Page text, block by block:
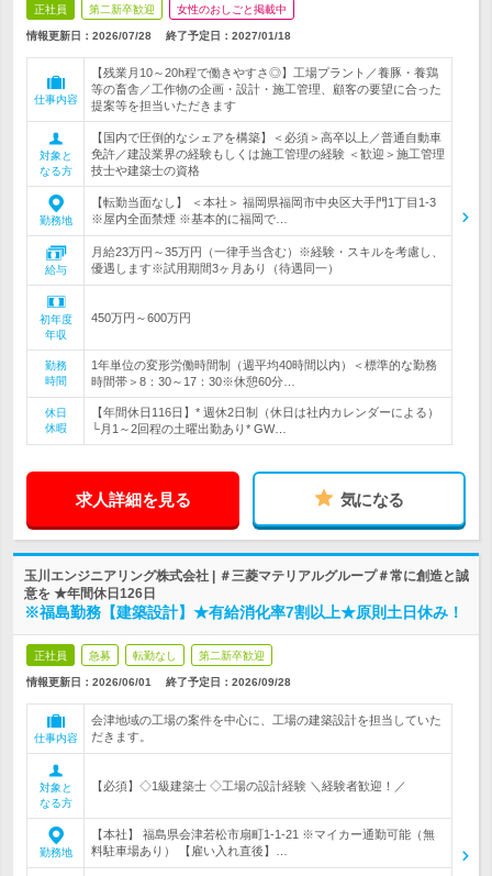
正社員 第二新卒歓迎 女性のおしごと掲載中
情報更新日：2026/07/28 終了予定日： 2027/01/18
仕事内容
【残業月10～20h程で働きやすさ◎】工場プラント／養豚・養鶏
等の畜舎／工作物の企画・設計・施工管理、顧客の要望に合った
提案等を担当いただきます
対象と
なる方
【国内で圧倒的なシェアを構築】＜必須＞高卒以上／普通自動車
免許／建設業界の経験もしくは施工管理の経験 ＜歓迎＞施工管理
技士や建築士の資格
勤務地
【転勤当面なし】 ＜本社＞ 福岡県福岡市中央区大手門1丁目1-3
※屋内全面禁煙 ※基本的に福岡で…
給与
月給23万円～35万円（一律手当含む）※経験・スキルを考慮し、
優遇します※試用期間3ヶ月あり（待遇同一）
初年度
年収
450万円～600万円
勤務
時間
1年単位の変形労働時間制（週平均40時間以内）＜標準的な勤務
時間帯＞8：30～17：30※休憩60分…
休日
休暇
【年間休日116日】* 週休2日制（休日は社内カレンダーによる）
└月1～2回程の土曜出勤あり* GW…
求人詳細を見る 気になる
玉川エンジニアリング株式会社 | ＃三菱マテリアルグループ＃常に創造と誠
意を ★年間休日126日
※福島勤務【建築設計】★有給消化率7割以上★原則土日休み！
正社員 急募 転勤なし 第二新卒歓迎
情報更新日：2026/06/01 終了予定日： 2026/09/28
仕事内容
会津地域の工場の案件を中心に、工場の建築設計を担当していた
だきます。
対象と
なる方
【必須】◇1級建築士 ◇工場の設計経験 ＼経験者歓迎！／
勤務地
【本社】 福島県会津若松市扇町1-1-21 ※マイカー通勤可能（無
料駐車場あり） 【雇い入れ直後】…